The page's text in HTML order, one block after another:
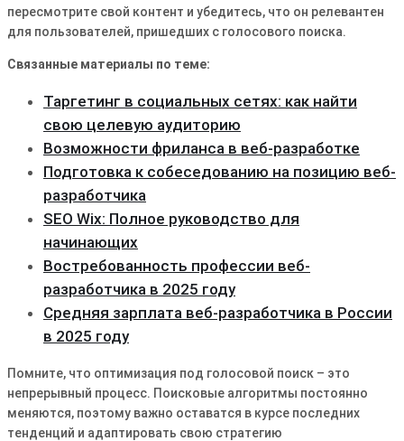
пересмотрите свой контент и убедитесь, что он релевантен
для пользователей, пришедших с голосового поиска.
Связанные материалы по теме:
Таргетинг в социальных сетях: как найти
свою целевую аудиторию
Возможности фриланса в веб-разработке
Подготовка к собеседованию на позицию веб-
разработчика
SEO Wix: Полное руководство для
начинающих
Востребованность профессии веб-
разработчика в 2025 году
Средняя зарплата веб-разработчика в России
в 2025 году
Помните, что оптимизация под голосовой поиск – это
непрерывный процесс. Поисковые алгоритмы постоянно
меняются, поэтому важно оставатся в курсе последних
тенденций и адаптировать свою стратегию